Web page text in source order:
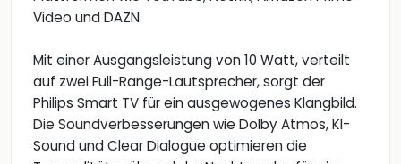
Video und DAZN.
Mit einer Ausgangsleistung von 10 Watt, verteilt
auf zwei Full-Range-Lautsprecher, sorgt der
Philips Smart TV für ein ausgewogenes Klangbild.
Die Soundverbesserungen wie Dolby Atmos, KI-
Sound und Clear Dialogue optimieren die